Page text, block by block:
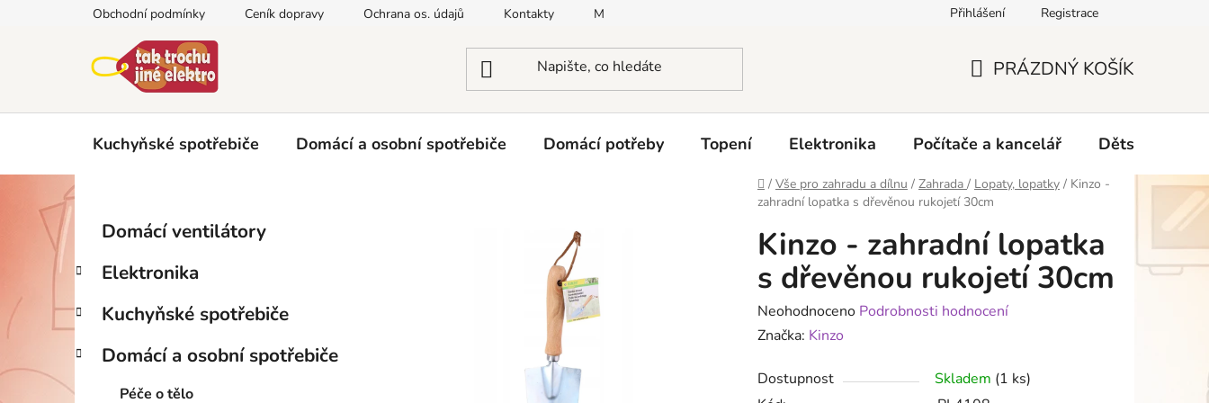
Obchodní podmínky Ceník dopravy Ochrana os. údajů Kontakty Moje objednávka Přihlášení Registrace
KOŠÍK
PRÁZDNÝ KOŠÍK
Kuchyňské spotřebiče Domácí a osobní spotřebiče Domácí potřeby Topení Elektronika Počítače a kancelář Dětské zboží
Domů
/ Vše pro zahradu a dílnu / Zahrada / Lopaty, lopatky / Kinzo -
zahradní lopatka s dřevěnou rukojetí 30cm
s
r
a
n
n
Přeskočit
kategorie
e
o
r
i
Domácí ventilátory
Elektronika
Kuchyňské spotřebiče
Domácí a osobní spotřebiče
Péče o tělo
Kinzo - zahradní lopatka
s dřevěnou rukojetí 30cm
Průměrné
hodnocení
je
Neohodnoceno Podrobnosti hodnocení
Značka: Kinzo
Dostupnost Skladem (1 ks)